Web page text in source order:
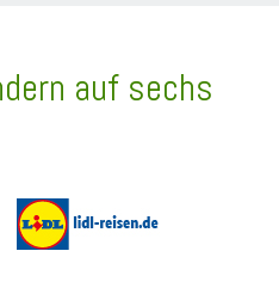
auf sechs